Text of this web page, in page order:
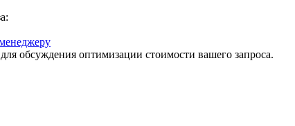
обсуждения оптимизации стоимости вашего запроса.